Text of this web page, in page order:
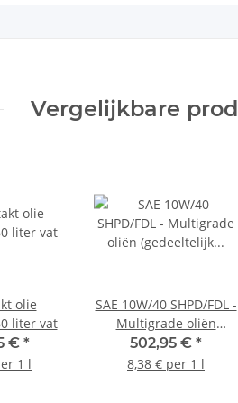
Vergelijkbare
olie
liter vat
€ *
1 l
SAE 10W/40 SHPD/FDL -
Multigrade oliën
(gedeeltelijk
synthetisch) 60 liter
502,95 € *
8,38 € per 1 l